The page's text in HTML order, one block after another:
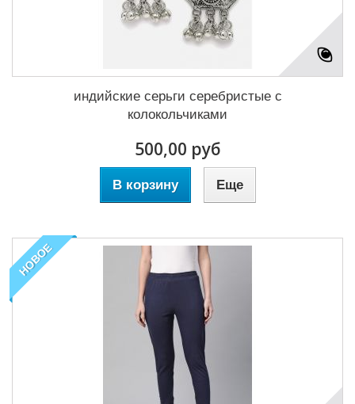
индийские серьги серебристые с
колокольчиками
500,00 руб
В корзину Еще
НОВОЕ